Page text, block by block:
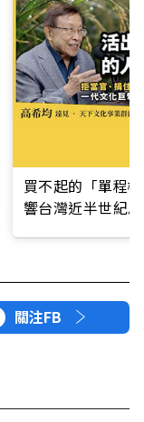
買不起的「單程
響台灣近半世紀
關注FB